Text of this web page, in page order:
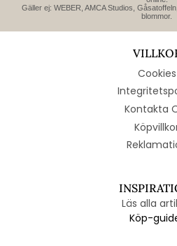
Gäller ej: WEBER, AMCA Studios,
blommor.
Cookies
Kontakta
Läs alla
Köp-